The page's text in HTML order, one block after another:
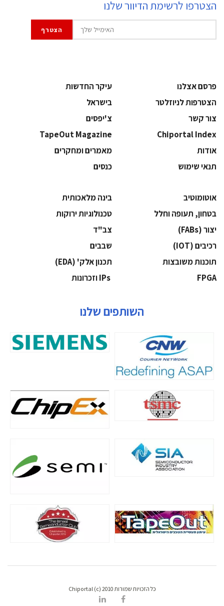
הצטרפו לרשימת הדיוור שלנו
פרסם אצלנו
עיקר החדשות
הצטרפות לניוזלטר
בישראל
צור קשר
צ'יפסים
Chiportal Index
TapeOut Magazine
אודות
מאמרים ומחקרים
תנאי שימוש
כנסים
אוטומוטיב
בינה מלאכותית
בטחון, תעופה וחלל
‫טכנולוגיות ירוקות‬
‫יצור (‪(FABs‬‬
‫צב"ד‬
‫רכיבים‬ (IOT)
‫שבבים‬
‫תוכנות משובצות‬
‫תכנון אלק' (‪(EDA‬‬
‫‪FPGA‬‬
השותפים שלנו
כל הזכויות שמורות Chiportal (c) 2010